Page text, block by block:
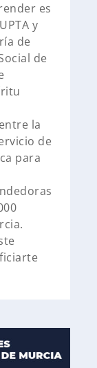
es
y
de
de
la
de
para